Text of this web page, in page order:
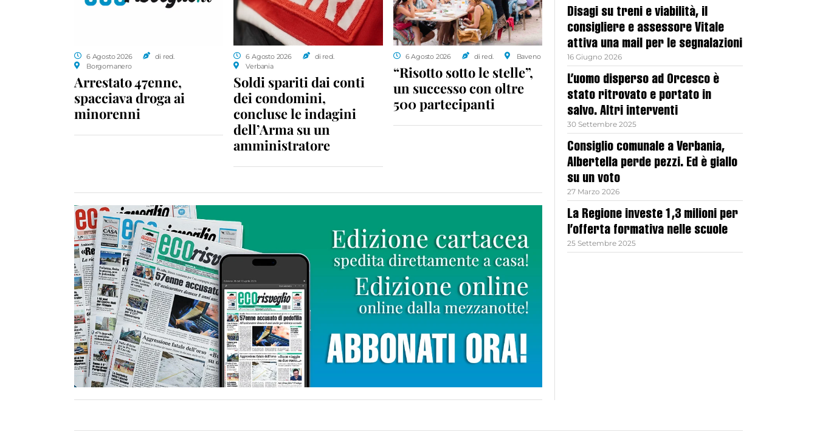
6 Agosto 2026
di red.
Borgomanero
Arrestato 47enne,
spacciava droga ai
minorenni
6 Agosto 2026
di red.
Verbania
Soldi spariti dai conti
dei condomini,
concluse le indagini
dell’Arma su un
amministratore
6 Agosto 2026 di red. Baveno
“Risotto sotto le stelle”,
un successo con oltre
500 partecipanti
Disagi su treni e viabilità, il
consigliere e assessore Vitale
attiva una mail per le segnalazioni
16 Giugno 2026
L’uomo disperso ad Orcesco è
stato ritrovato e portato in
salvo. Altri interventi
30 Settembre 2025
Consiglio comunale a Verbania,
Albertella perde pezzi. Ed è giallo
su un voto
27 Marzo 2026
La Regione investe 1,3 milioni per
l’offerta formativa nelle scuole
25 Settembre 2025